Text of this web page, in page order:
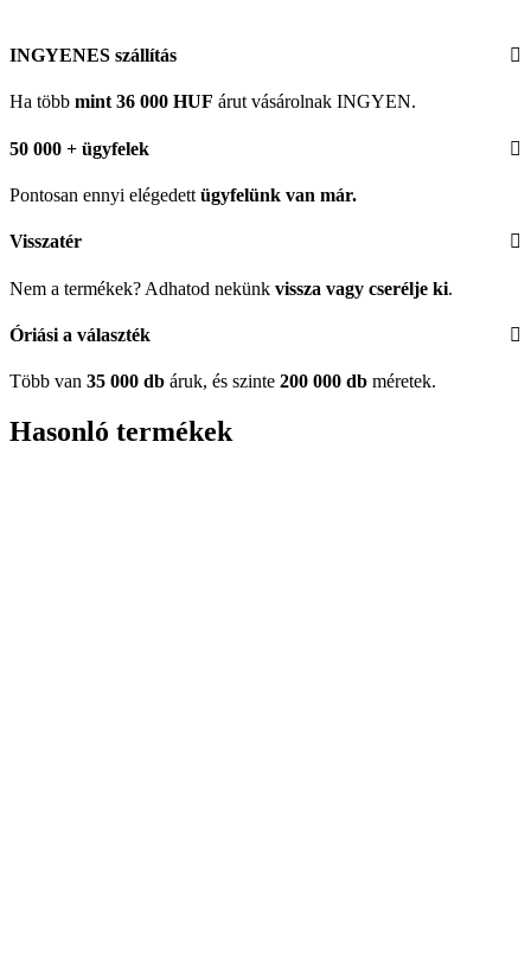
INGYENES szállítás
Ha több mint 36 000 HUF árut vásárolnak INGYEN.
50 000 + ügyfelek
Pontosan ennyi elégedett ügyfelünk van már.
Visszatér
Nem a termékek? Adhatod nekünk vissza vagy cserélje ki.
Óriási a választék
Több van 35 000 db áruk, és szinte 200 000 db méretek.
Hasonló termékek